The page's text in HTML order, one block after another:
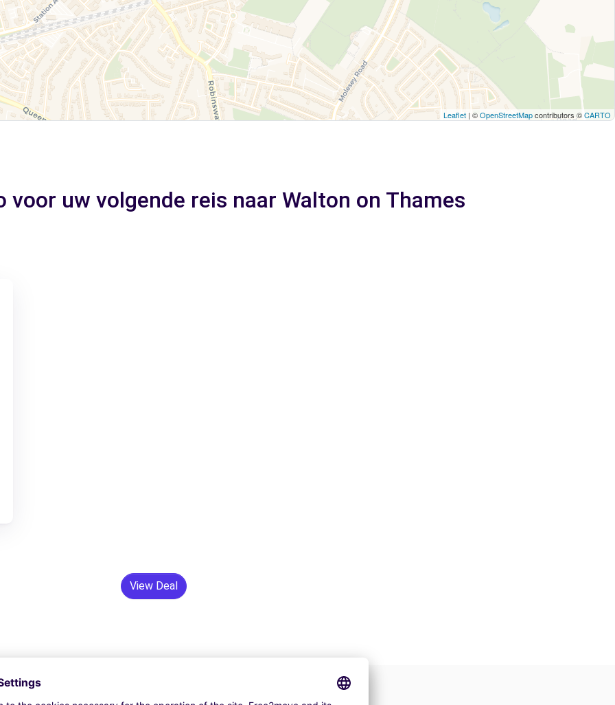
Leaflet | ©OpenStreetMapcontributors ©CARTO
voor uw volgende reis naar Walton on Thames
View Deal